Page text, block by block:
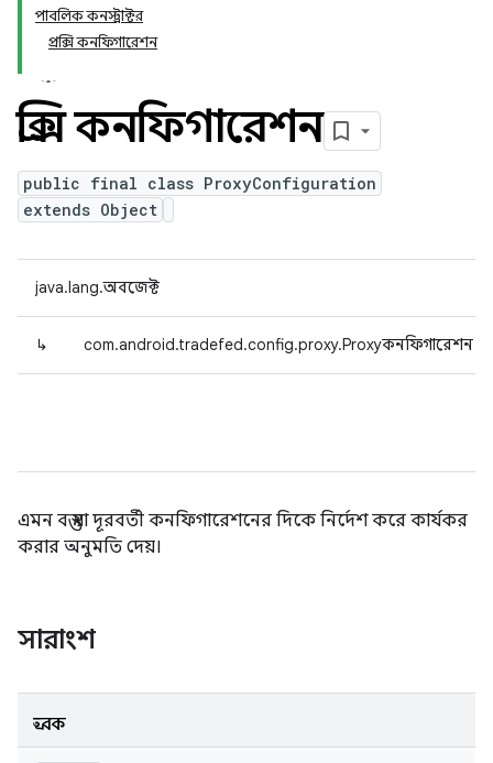
পাবলিক কনস্ট্রাক্টর
প্রক্সি কনফিগারেশন
প্রক্সি কনফিগারেশন
public final class ProxyConfiguration
extends Object
java.lang.অবজেক্ট
↳ com.android.tradefed.config.proxy.Proxyকনফিগারেশন
এমন বস্তু যা দূরবর্তী কনফিগারেশনের দিকে নির্দেশ করে কার্যকর
করার অনুমতি দেয়।
সারাংশ
ধ্রুবক